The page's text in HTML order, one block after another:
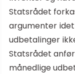
Statsrådet
argumenter
udbetalinger
Statsrådet
månedlige